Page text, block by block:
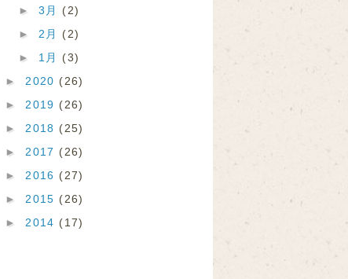
► 3月 (2)
► 2月 (2)
► 1月 (3)
► 2020 (26)
► 2019 (26)
► 2018 (25)
► 2017 (26)
► 2016 (27)
► 2015 (26)
► 2014 (17)